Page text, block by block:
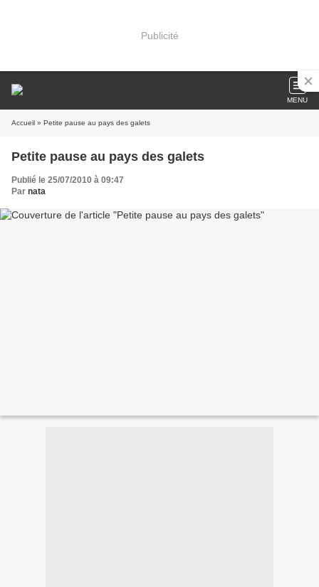
Publicité
MENU
Accueil » Petite pause au pays des galets
Petite pause au pays des galets
Publié le 25/07/2010 à 09:47
Par nata